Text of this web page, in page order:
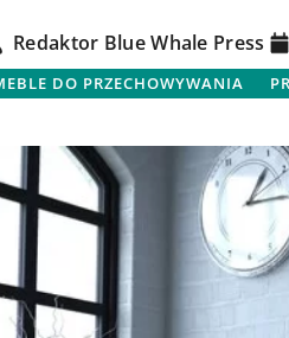
Redaktor Blue Whale Press
DO PRZECHOWYWANIA